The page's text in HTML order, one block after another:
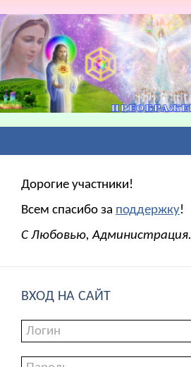
Дорогие участники!
Всем спасибо за поддержку!
С Любовью, Администрация.
ВХОД НА САЙТ